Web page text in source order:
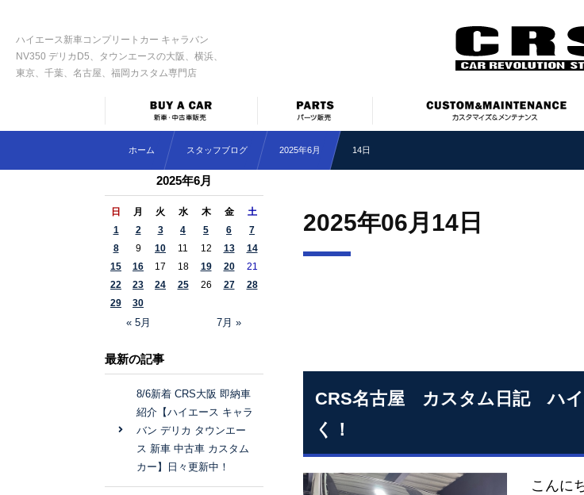
ハイエース新車コンプリートカー キャラバン
NV350 デリカD5、タウンエースの大阪、横浜、
東京、千葉、名古屋、福岡カスタム専門店
ホーム スタッフブログ 2025年6月 14日
2025年06月14日
CRS名古屋 カスタム日記 ハ
く！
こんに
2025年6月
日 月 火 水 木 金 土
« 5月 7月 »
1 2 3 4 5 6
7
8
9 10 11 12 13
14
15
16 17 18 19 20
21
22
23 24 25 26 27
28
29
30
最新の記事
8/6新着 CRS大阪 即納車
紹介【ハイエース キャラ
バン デリカ タウンエー
ス 新車 中古車 カスタム
カー】日々更新中！